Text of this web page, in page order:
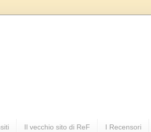
Il vecchio sito di ReF I Recensori